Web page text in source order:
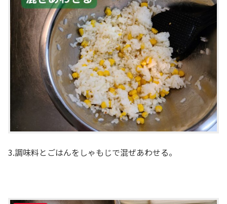
3.調味料とごはんをしゃもじで混ぜあわせる。